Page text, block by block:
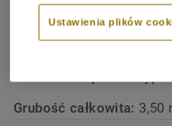
Klasyfikacja
Grubość całkowita: 3,50
Ustawienia plików